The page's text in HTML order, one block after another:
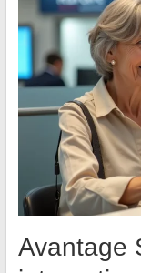
Avantage